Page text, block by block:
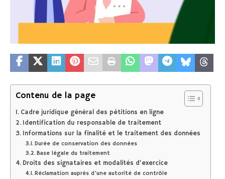
Contenu de la page
Cadre juridique général des pétitions en ligne
Identification du responsable de traitement
Informations sur la finalité et le traitement des données
Durée de conservation des données
Base légale du traitement
Droits des signataires et modalités d’exercice
Réclamation auprès d’une autorité de contrôle